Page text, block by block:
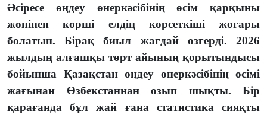
Әсіресе өңдеу өнеркәсібінің өсім қарқыны
жөнінен көрші елдің көрсеткіші жоғары
болатын. Бірақ биыл жағдай өзгерді. 2026
жылдың алғашқы төрт айының қорытындысы
бойынша Қазақстан өңдеу өнеркәсібінің өсімі
жағынан Өзбекстаннан озып шықты. Бір
қарағанда бұл жай ғана статистика сияқты